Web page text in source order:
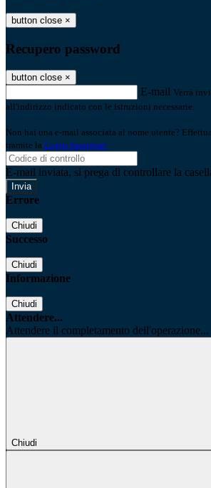
button close ×
Recupero password
button close ×
E-mail Verrà
all'indirizzo indicato con le istruzioni necessarie.
Non hai una e-mail associata al nome utente?
tramite la Login Spaggiari
E-mail inviata, si prega di controllare la
Errore
Chiudi
Successo
Chiudi
Informazione
Chiudi
Attendere...
Attendere il completamento dell'operazione...
Chiudi